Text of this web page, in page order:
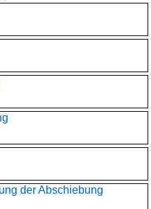
der Abschiebung